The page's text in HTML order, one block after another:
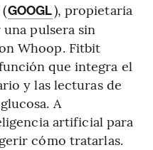
GOOGL), propietaria
pulsera sin
Whoop. Fitbit
que integra el
y las lecturas de
A
artificial para
cómo tratarlas.